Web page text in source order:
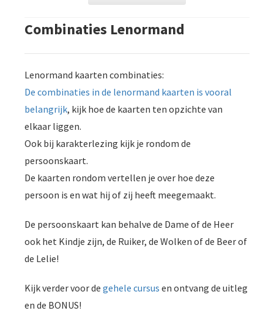
Combinaties Lenormand
Lenormand kaarten combinaties:
De combinaties in de lenormand kaarten is vooral
belangrijk, kijk hoe de kaarten ten opzichte van
elkaar liggen.
Ook bij karakterlezing kijk je rondom de
persoonskaart.
De kaarten rondom vertellen je over hoe deze
persoon is en wat hij of zij heeft meegemaakt.
De persoonskaart kan behalve de Dame of de Heer
ook het Kindje zijn, de Ruiker, de Wolken of de Beer of
de Lelie!
Kijk verder voor de gehele cursus en ontvang de uitleg
en de BONUS!